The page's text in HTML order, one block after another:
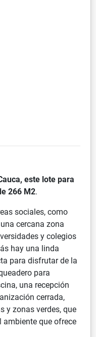
este lote para
266 M2.
sociales, como
cercana zona
y colegios
hay una linda
para disfrutar de la
para
una recepción
cerrada,
y zonas verdes, que
que ofrece